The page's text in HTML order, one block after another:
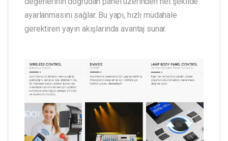
ayarlanmasını sağlar. Bu yapı, hızlı müdahale
gerektiren yayın akışlarında avantaj sunar.